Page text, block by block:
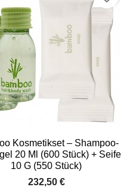
Kosmetikset – Shampoo-
20 Ml (600 Stück) + Seife
10 G (550 Stück)
232,50 €
Vorschau